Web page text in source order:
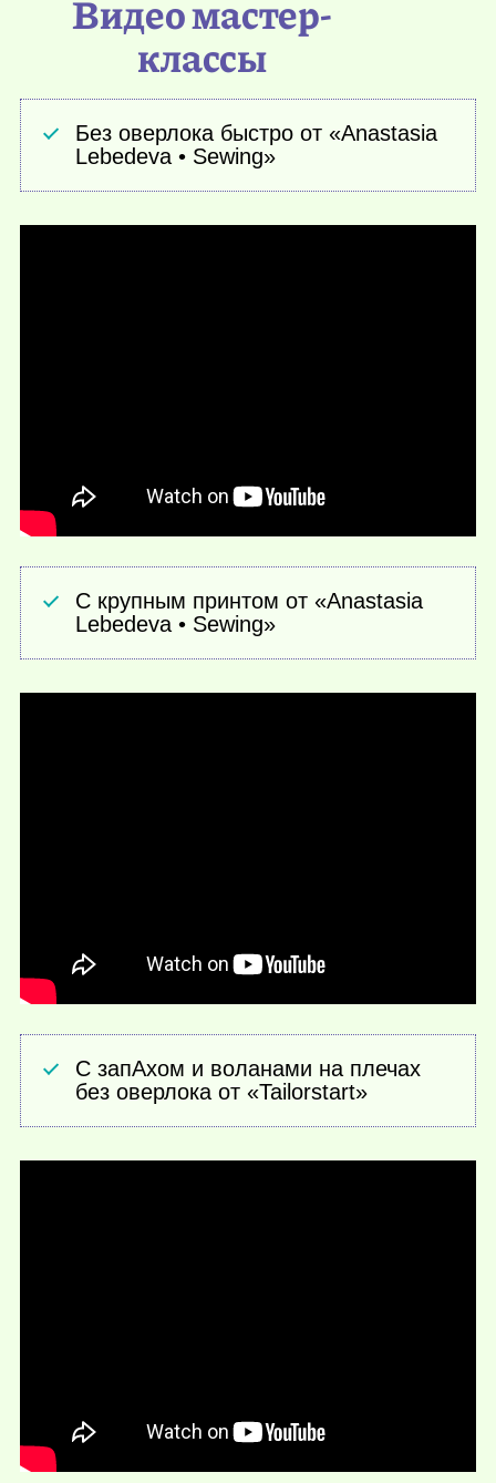
Видео мастер-
классы
Без оверлока быстро от «Anastasia
Lebedeva • Sewing»
С крупным принтом от «Anastasia
Lebedeva • Sewing»
С запАхом и воланами на плечах
без оверлока от «Tailorstart»